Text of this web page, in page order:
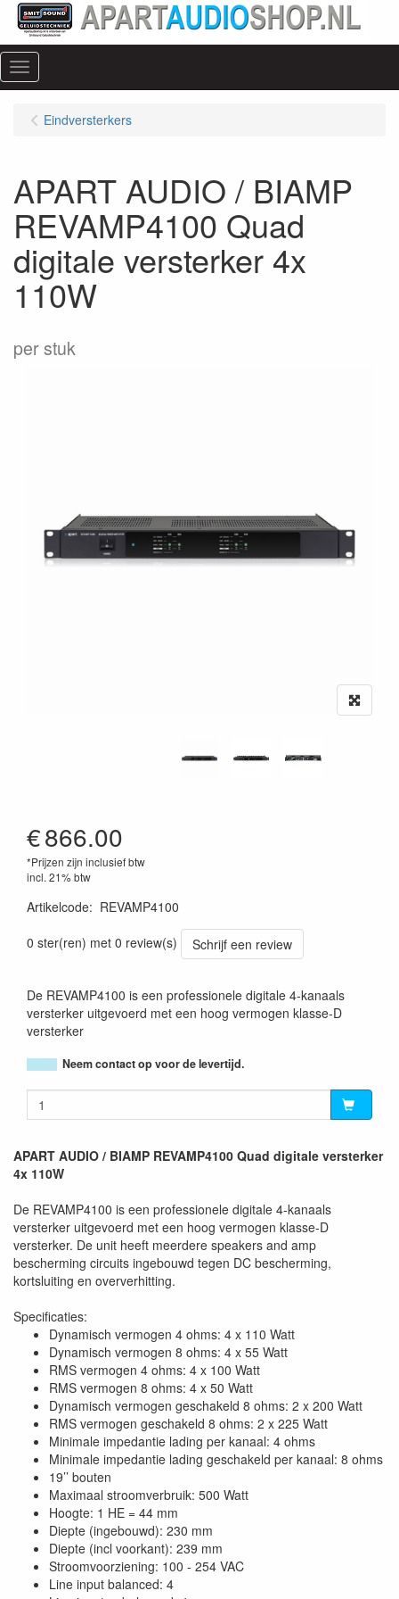
Menu
Eindversterkers
APART AUDIO / BIAMP
REVAMP4100 Quad
digitale versterker 4x
110W
per stuk
€866.00
*Prijzen zijn inclusief btw
incl. 21% btw
Artikelcode: REVAMP4100
0 ster(ren) met 0 review(s)
Schrijf een review
De REVAMP4100 is een professionele digitale 4-kanaals
versterker uitgevoerd met een hoog vermogen klasse-D
versterker
Neem contact op voor de levertijd.
APART AUDIO / BIAMP REVAMP4100 Quad digitale versterker
4x 110W
De REVAMP4100 is een professionele digitale 4-kanaals
versterker uitgevoerd met een hoog vermogen klasse-D
versterker. De unit heeft meerdere speakers and amp
bescherming circuits ingebouwd tegen DC bescherming,
kortsluiting en oververhitting.
Specificaties:
Dynamisch vermogen 4 ohms: 4 x 110 Watt
Dynamisch vermogen 8 ohms: 4 x 55 Watt
RMS vermogen 4 ohms: 4 x 100 Watt
RMS vermogen 8 ohms: 4 x 50 Watt
Dynamisch vermogen geschakeld 8 ohms: 2 x 200 Watt
RMS vermogen geschakeld 8 ohms: 2 x 225 Watt
Minimale impedantie lading per kanaal: 4 ohms
Minimale impedantie lading geschakeld per kanaal: 8 ohms
19’’ bouten
Maximaal stroomverbruik: 500 Watt
Hoogte: 1 HE = 44 mm
Diepte (ingebouwd): 230 mm
Diepte (incl voorkant): 239 mm
Stroomvoorziening: 100 - 254 VAC
Line input balanced: 4